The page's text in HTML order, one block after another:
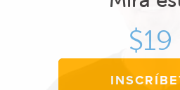
$19